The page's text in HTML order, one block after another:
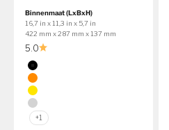
Binnenmaat (LxBxH)
16,7 in x 11,3 in x 5,7 in
422 mm x 287 mm x 137 mm
5.0
Kleur
Zwart
Oranje
Geel
Zilver
+1